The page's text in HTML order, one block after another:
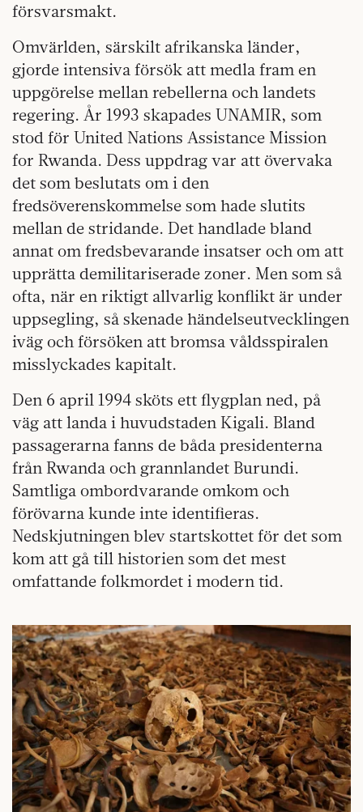
försvarsmakt.
Omvärlden, särskilt afrikanska länder,
gjorde intensiva försök att medla fram en
uppgörelse mellan rebellerna och landets
regering. År 1993 skapades UNAMIR, som
stod för United Nations Assistance Mission
for Rwanda. Dess uppdrag var att övervaka
det som beslutats om i den
fredsöverenskommelse som hade slutits
mellan de stridande. Det handlade bland
annat om fredsbevarande insatser och om att
upprätta demilitariserade zoner. Men som så
ofta, när en riktigt allvarlig konflikt är under
uppsegling, så skenade händelseutvecklingen
iväg och försöken att bromsa våldsspiralen
misslyckades kapitalt.
Den 6 april 1994 sköts ett flygplan ned, på
väg att landa i huvudstaden Kigali. Bland
passagerarna fanns de båda presidenterna
från Rwanda och grannlandet Burundi.
Samtliga ombordvarande omkom och
förövarna kunde inte identifieras.
Nedskjutningen blev startskottet för det som
kom att gå till historien som det mest
omfattande folkmordet i modern tid.